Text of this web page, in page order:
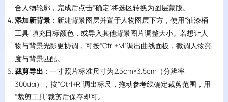
合人物轮廓，完成后点击“确定”将选区转换为图层蒙版。
添加新背景：新建背景图层并置于人物图层下方，使用“油漆桶
工具”填充目标颜色，或导入其他背景图片调整大小。若想让人
物与背景光影更协调，可按“Ctrl+M”调出曲线面板，微调人物亮
度与背景匹配。
裁剪导出 ：一寸照片标准尺寸为2.5cm×3.5cm（分辨率
300dpi），按“Ctrl+R”调出标尺，拖动参考线确定裁剪范围，用
“裁剪工具”裁剪后保存即可。